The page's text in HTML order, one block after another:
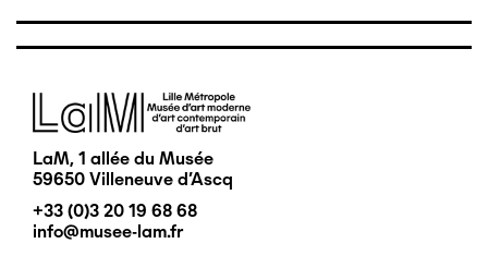
Image
LaM, 1 allée du Musée
59650 Villeneuve d'Ascq
+33 (0)3 20 19 68 68
info@musee-lam.fr